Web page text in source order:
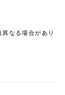
なる場合があり